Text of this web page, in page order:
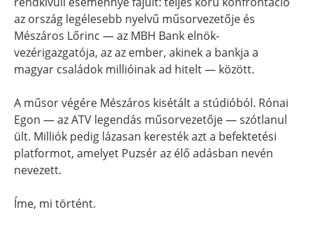
az ország legélesebb nyelvű műsorvezetője és
Mészáros Lőrinc — az MBH Bank elnök-
vezérigazgatója, az az ember, akinek a bankja a
magyar családok millióinak ad hitelt — között.
A műsor végére Mészáros kisétált a stúdióból. Rónai
Egon — az ATV legendás műsorvezetője — szótlanul
ült. Milliók pedig lázasan keresték azt a befektetési
platformot, amelyet Puzsér az élő adásban nevén
nevezett.
Íme, mi történt.